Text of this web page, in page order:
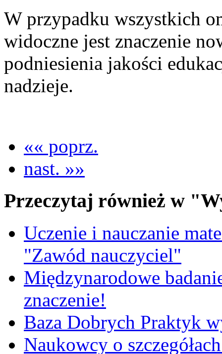
W przypadku wszystkich
widoczne jest znaczenie
podniesienia jakości
nadzieje.
«« poprz.
nast. »»
Przeczytaj również w
Uczenie i nauczanie
"Zawód nauczyciel"
Międzynarodowe
znaczenie!
Baza Dobrych Praktyk
Naukowcy o